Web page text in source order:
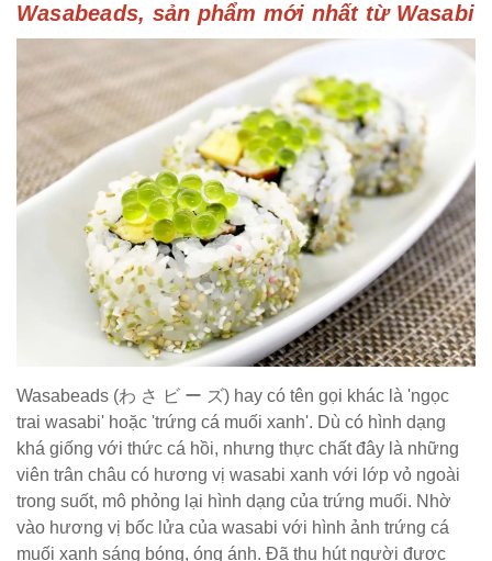
Wasabeads, sản phẩm mới nhất từ Wasabi
Wasabeads (わ さ ビ ー ズ) hay có tên gọi khác là 'ngọc
trai wasabi' hoặc 'trứng cá muối xanh'. Dù có hình dạng
khá giống với thức cá hồi, nhưng thực chất đây là những
viên trân châu có hương vị wasabi xanh với lớp vỏ ngoài
trong suốt, mô phỏng lại hình dạng của trứng muối. Nhờ
vào hương vị bốc lửa của wasabi với hình ảnh trứng cá
muối xanh sáng bóng, óng ánh. Đã thu hút người được